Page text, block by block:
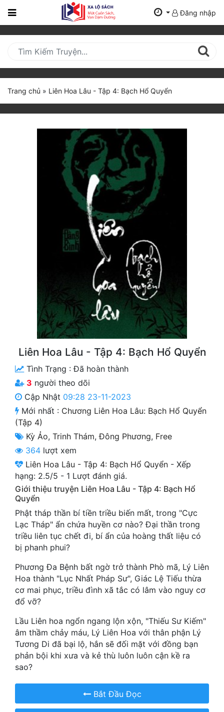
Trang
Mới
Cập
Nhật
(current)
Truyện Nhập Môn
Truyện ngắn
Xa Lộ Dịch
Cung Đấu
Cạnh Kỹ
Cổ Tiên Hiệp
Cổ Đại
Du Hí
Dã Sử
Dị Giới
Dị Năng
Góc Nhìn Nam
Góc Nhìn Nữ
Huyền Huyễn
Huyền Nghi
Huyền Ảo
Đăng nhập
Trang chủ » Liên Hoa Lâu - Tập 4: Bạch Hổ Quyển
Liên Hoa Lâu - Tập 4: Bạch Hổ Quyển
Tình Trạng :Đã hoàn thành
3 người theo dõi
Cập Nhật 09:28 23-11-2023
Mới nhất : Chương Liên Hoa Lâu: Bạch Hổ Quyển
(Tập 4)
Kỳ Ảo, Trinh Thám,Đông Phương, Free
364 lượt xem
Liên Hoa Lâu - Tập 4: Bạch Hổ Quyển - Xếp
hạng: 2.5/5 - 1 Lượt đánh giá.
Giới thiệu truyện Liên Hoa Lâu - Tập 4: Bạch Hổ
Quyển
Phật tháp thần bí tiền triều biến mất, trong "Cực
Lạc Tháp" ẩn chứa huyền cơ nào? Đại thần trong
triều liên tục chết đi, bí ẩn của hoàng thất liệu có
bị phanh phui?
Phương Đa Bệnh bất ngờ trở thành Phò mã, Lý Liên
Hoa thành "Lục Nhất Pháp Sư", Giác Lệ Tiếu thừa
cơ mai phục, triều đình xã tắc có lâm vào nguy cơ
đổ vỡ?
Lầu Liên hoa ngổn ngang lộn xộn, "Thiếu Sư Kiếm"
âm thầm chảy máu, Lý Liên Hoa với thân phận Lý
Tương Di đã bại lộ, hắn sẽ đối mặt với đồng bạn
phản bội khi xưa và kẻ thù luôn luôn cận kề ra
sao?
Bắt Đầu Đọc